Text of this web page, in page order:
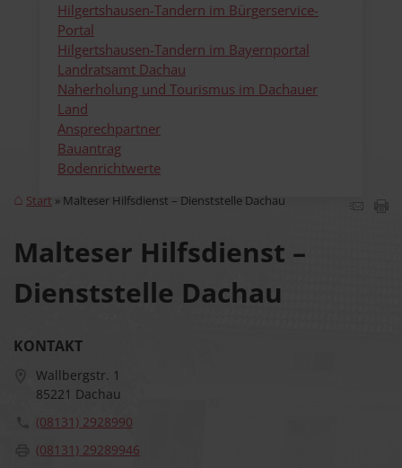
Hilgertshausen-Tandern im Bürgerservice-
Portal
Hilgertshausen-Tandern im Bayernportal
Landratsamt Dachau
Naherholung und Tourismus im Dachauer
Land
Ansprechpartner
Bauantrag
Bodenrichtwerte
Start Malteser Hilfsdienst – Dienststelle Dachau
Malteser Hilfsdienst –
Dienststelle Dachau
KONTAKT
Wallbergstr. 1
85221 Dachau
(08131) 2928990
(08131) 29289946